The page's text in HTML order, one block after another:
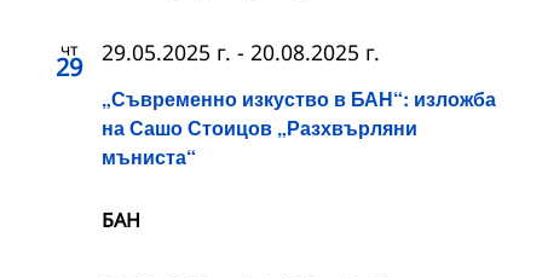
чт
29
„Съвременно изкуство в БАН“: изложба
на Сашо Стоицов „Разхвърляни
мъниста“
29.05.2025 г. - 20.08.2025 г.
БАН